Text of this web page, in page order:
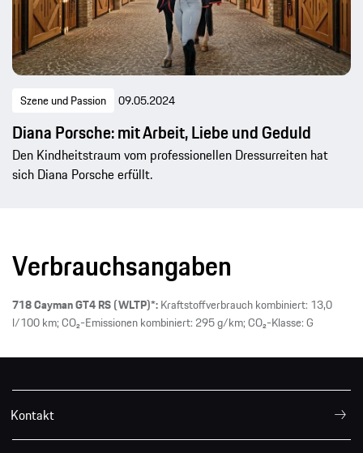
Szene und Passion 09.05.2024
Diana Porsche: mit Arbeit, Liebe und Geduld
Den Kindheitstraum vom professionellen Dressurreiten hat
sich Diana Porsche erfüllt.
Verbrauchsangaben
718 Cayman GT4 RS (WLTP)*:Kraftstoffverbrauch kombiniert: 13,0
l/100 km; CO₂-Emissionen kombiniert: 295 g/km; CO₂-Klasse: G
Kontakt